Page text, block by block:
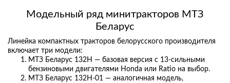
Модельный ряд минитракторов МТЗ
Беларус
Линейка компактных тракторов белорусского производителя
включает три модели:
МТЗ Беларус 132Н — базовая версия с 13-сильными
бензиновыми двигателями Honda или Ratio на выбор.
МТЗ Беларус 132Н-01 — аналогичная модель,